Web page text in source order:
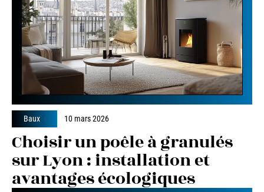
Baux 10 mars 2026
Choisir un poêle à granulés
sur Lyon : installation et
avantages écologiques